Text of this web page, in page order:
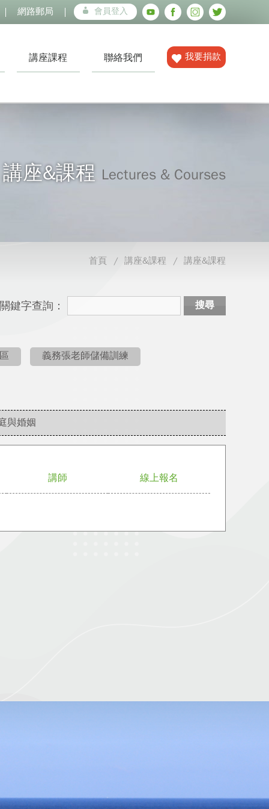
網路郵局 會員登入
講座課程 聯絡我們 我要捐款
講座&課程 Lectures & Courses
首頁 講座&課程 講座&課程
關鍵字查詢： 搜尋
義務張老師儲備訓練
與婚姻
講師 線上報名